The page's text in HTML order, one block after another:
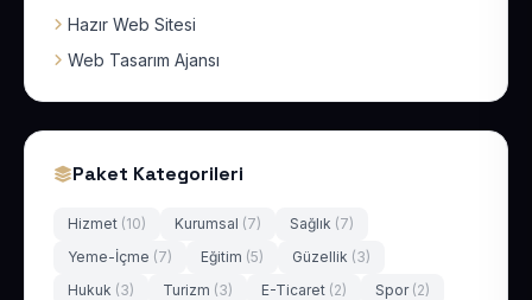
Hazır Web Sitesi
Web Tasarım Ajansı
Paket Kategorileri
Hizmet (10) Kurumsal (7) Sağlık (7)
Yeme-İçme (7) Eğitim (5) Güzellik (3)
Hukuk (3) Turizm (3) E-Ticaret (2) Spor (2)